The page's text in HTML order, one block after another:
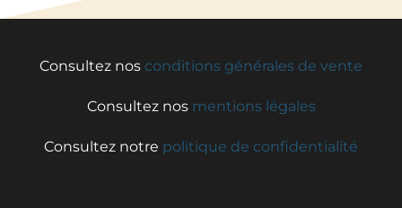
Consultez nos conditions générales de vente
Consultez nos mentions légales
Consultez notre politique de confidentialité